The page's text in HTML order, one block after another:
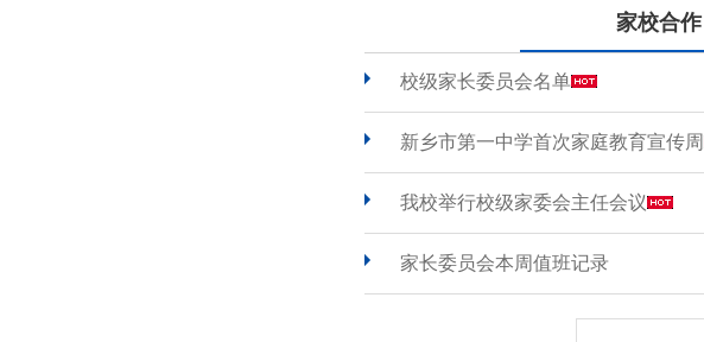
家校合作
校级家长委员会名单
新乡市第一中学首次家庭教育宣传周
我校举行校级家委会主任会议
家长委员会本周值班记录